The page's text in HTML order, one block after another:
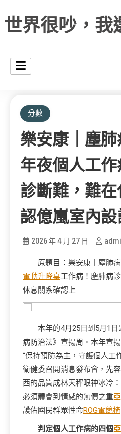
世界很吵，我
分數
樂安康｜塵
年夜個人工
診斷難，難
認億嵐室內
2026 年 4 月 27 日
原題目：樂安康｜塵肺
電動升降桌工作病！塵肺病
休息關系確認上
本年的4月25日到5月1
病防治法》宣揚周。本年宣揚
“保持預防為主，守護個人工
衛健委召開消息發布會，先
西的品質成林天秤眼神冰冷
必須體會到情感的無價之重
護佑國民群眾性命ROG電競椅
判定個人工作病的四個